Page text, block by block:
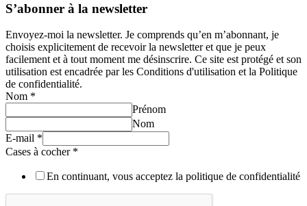
S’abonner à la newsletter
Envoyez-moi la newsletter. Je comprends qu’en m’abonnant, je
choisis explicitement de recevoir la newsletter et que je peux
facilement et à tout moment me désinscrire. Ce site est protégé et son
utilisation est encadrée par les Conditions d'utilisation et la Politique
de confidentialité.
Nom *
Prénom
Nom
E-mail *
Cases à cocher *
En continuant, vous acceptez la politique de confidentialité